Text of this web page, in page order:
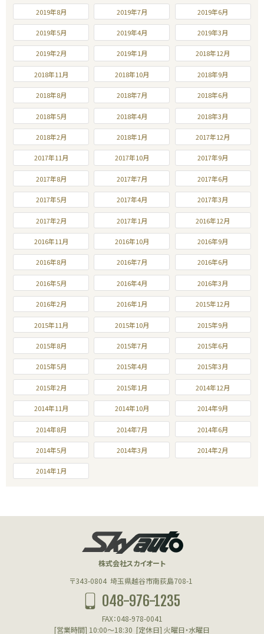
2019年8月 2019年7月 2019年6月
2019年5月 2019年4月 2019年3月
2019年2月 2019年1月 2018年12月
2018年11月 2018年10月 2018年9月
2018年8月 2018年7月 2018年6月
2018年5月 2018年4月 2018年3月
2018年2月 2018年1月 2017年12月
2017年11月 2017年10月 2017年9月
2017年8月 2017年7月 2017年6月
2017年5月 2017年4月 2017年3月
2017年2月 2017年1月 2016年12月
2016年11月 2016年10月 2016年9月
2016年8月 2016年7月 2016年6月
2016年5月 2016年4月 2016年3月
2016年2月 2016年1月 2015年12月
2015年11月 2015年10月 2015年9月
2015年8月 2015年7月 2015年6月
2015年5月 2015年4月 2015年3月
2015年2月 2015年1月 2014年12月
2014年11月 2014年10月 2014年9月
2014年8月 2014年7月 2014年6月
2014年5月 2014年3月 2014年2月
2014年1月
株式会社スカイオート
〒343-0804 埼玉県越谷市南荻島708-1
048-976-1235
FAX：048-978-0041
[営業時間] 10:00～18:30 [定休日] 火曜日・水曜日